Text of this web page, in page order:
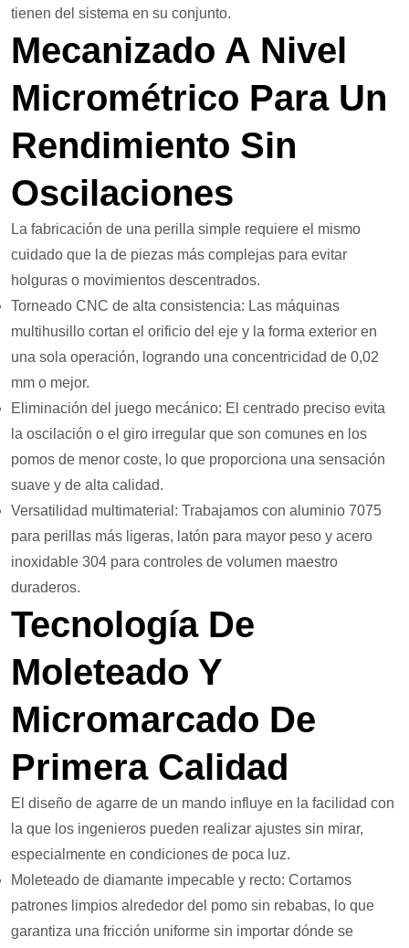
tienen del sistema en su conjunto.
Mecanizado A Nivel
Micrométrico Para Un
Rendimiento Sin
Oscilaciones
La fabricación de una perilla simple requiere el mismo
cuidado que la de piezas más complejas para evitar
holguras o movimientos descentrados.
Torneado CNC de alta consistencia: Las máquinas
multihusillo cortan el orificio del eje y la forma exterior en
una sola operación, logrando una concentricidad de 0,02
mm o mejor.
Eliminación del juego mecánico: El centrado preciso evita
la oscilación o el giro irregular que son comunes en los
pomos de menor coste, lo que proporciona una sensación
suave y de alta calidad.
Versatilidad multimaterial: Trabajamos con aluminio 7075
para perillas más ligeras, latón para mayor peso y acero
inoxidable 304 para controles de volumen maestro
duraderos.
Tecnología De
Moleteado Y
Micromarcado De
Primera Calidad
El diseño de agarre de un mando influye en la facilidad con
la que los ingenieros pueden realizar ajustes sin mirar,
especialmente en condiciones de poca luz.
Moleteado de diamante impecable y recto: Cortamos
patrones limpios alrededor del pomo sin rebabas, lo que
garantiza una fricción uniforme sin importar dónde se